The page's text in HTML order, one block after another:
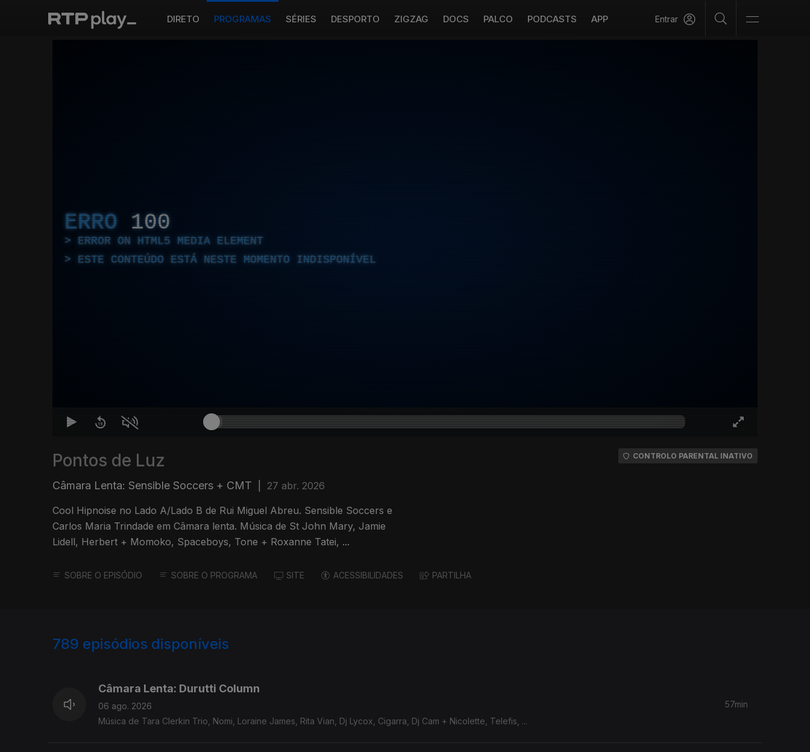
DIRETO PROGRAMAS SÉRIES DESPORTO ZIGZAG DOCS PALCO PODCASTS APP Entrar
ERRO 100
ERROR ON HTML5 MEDIA ELEMENT
ESTE CONTEÚDO ESTÁ NESTE MOMENTO INDISPONÍVEL
Pontos de Luz
Câmara Lenta: Sensible Soccers + CMT 27 abr. 2026
Cool Hipnoise no Lado A/Lado B de Rui Miguel Abreu. Sensible Soccers e
Carlos Maria Trindade em Câmara lenta. Música de St John Mary, Jamie
Lidell, Herbert + Momoko, Spaceboys, Tone + Roxanne Tatei, ...
CONTROLO PARENTAL INATIVO
SOBRE O EPISÓDIO SOBRE O PROGRAMA SITE ACESSIBILIDADES PARTILHA
789 episódios disponíveis
Câmara Lenta: Durutti Column
06 ago. 2026
Música de Tara Clerkin Trio, Nomi, Loraine James, Rita Vian, Dj Lycox, Cigarra, Dj Cam + Nicolette, Telefis, ...
57min